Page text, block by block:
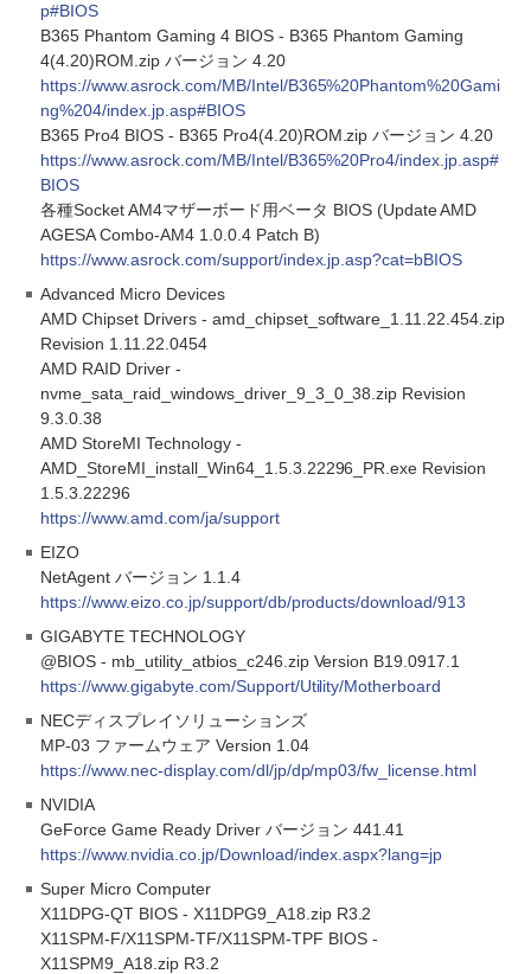
p#BIOS
B365 Phantom Gaming 4 BIOS - B365 Phantom Gaming
4(4.20)ROM.zip バージョン 4.20
https://www.asrock.com/MB/Intel/B365%20Phantom%20Gami
ng%204/index.jp.asp#BIOS
B365 Pro4 BIOS - B365 Pro4(4.20)ROM.zip バージョン 4.20
https://www.asrock.com/MB/Intel/B365%20Pro4/index.jp.asp#
BIOS
各種Socket AM4マザーボード用ベータ BIOS (Update AMD
AGESA Combo-AM4 1.0.0.4 Patch B)
https://www.asrock.com/support/index.jp.asp?cat=bBIOS
Advanced Micro Devices
AMD Chipset Drivers - amd_chipset_software_1.11.22.454.zip
Revision 1.11.22.0454
AMD RAID Driver -
nvme_sata_raid_windows_driver_9_3_0_38.zip Revision
9.3.0.38
AMD StoreMI Technology -
AMD_StoreMI_install_Win64_1.5.3.22296_PR.exe Revision
1.5.3.22296
https://www.amd.com/ja/support
EIZO
NetAgent バージョン 1.1.4
https://www.eizo.co.jp/support/db/products/download/913
GIGABYTE TECHNOLOGY
@BIOS - mb_utility_atbios_c246.zip Version B19.0917.1
https://www.gigabyte.com/Support/Utility/Motherboard
NECディスプレイソリューションズ
MP-03 ファームウェア Version 1.04
https://www.nec-display.com/dl/jp/dp/mp03/fw_license.html
NVIDIA
GeForce Game Ready Driver バージョン 441.41
https://www.nvidia.co.jp/Download/index.aspx?lang=jp
Super Micro Computer
X11DPG-QT BIOS - X11DPG9_A18.zip R3.2
X11SPM-F/X11SPM-TF/X11SPM-TPF BIOS -
X11SPM9_A18.zip R3.2